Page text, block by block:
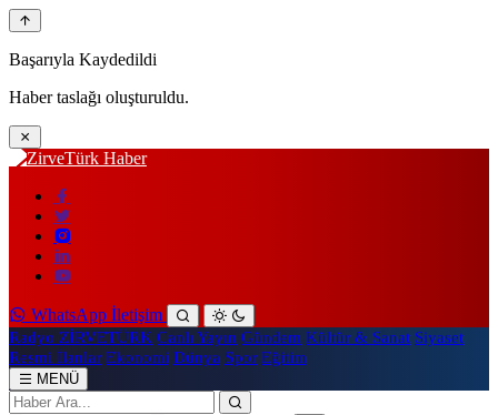
Başarıyla Kaydedildi
Haber taslağı oluşturuldu.
WhatsApp İletişim
Radyo ZİRVETÜRK Canlı Yayın Gündem Kültür & Sanat Siyaset
Resmi İlanlar Ekonomi Dünya Spor Eğitim
MENÜ